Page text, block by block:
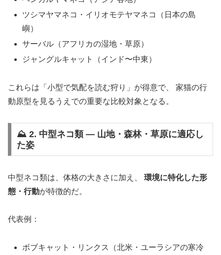
ツシマヤマネコ・イリオモテヤマネコ（日本の島
嶼）
サーバル（アフリカの湿地・草原）
ジャングルキャット（インド〜中東）
これらは「小型で気配を読む狩り」が得意で、 家猫の行
動原型を見るうえでの重要な比較対象となる。
⛰ 2. 中型ネコ類 ― 山地・森林・草原に適応し
た姿
中型ネコ類は、体格の大きさに加え、 環境に特化した形
態・行動が特徴的だ。
代表例：
ボブキャット・リンクス（北米・ユーラシアの寒冷